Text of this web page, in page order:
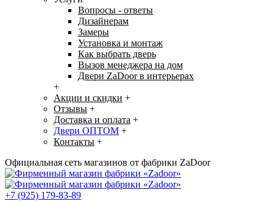
Вопросы - ответы
Дизайнерам
Замеры
Установка и монтаж
Как выбрать дверь
Вызов менеджера на дом
Двери ZaDoor в интерьерах
+
Акции и скидки +
Отзывы +
Доставка и оплата +
Двери ОПТОМ +
Контакты +
Официальная сеть магазинов от фабрики ZaDoor
+7 (925) 179-83-89